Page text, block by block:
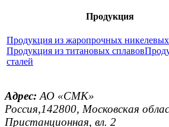
Продукция
Продукция из жаропрочных никелевых
Продукция из титановых сплавов
сталей
Адрес: АО «СМК»
Россия,142800, Московская
Пристанционная, вл. 2